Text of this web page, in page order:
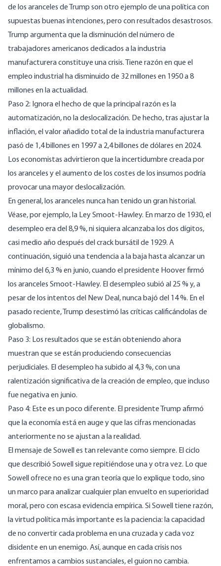
de los aranceles de Trump son otro ejemplo de una política con
supuestas buenas intenciones, pero con resultados desastrosos.
Trump argumenta que la disminución del número de
trabajadores americanos dedicados a la industria
manufacturera constituye una crisis. Tiene razón en que el
empleo industrial ha disminuido de 32 millones en 1950 a 8
millones en la actualidad.
Paso 2: Ignora el hecho de que la principal razón es la
automatización, no la deslocalización. De hecho, tras ajustar la
inflación, el valor añadido total de la industria manufacturera
pasó de 1,4 billones en 1997 a 2,4 billones de dólares en 2024.
Los economistas advirtieron que la incertidumbre creada por
los aranceles y el aumento de los costes de los insumos podría
provocar una mayor deslocalización.
En general, los aranceles nunca han tenido un gran historial.
Véase, por ejemplo, la Ley Smoot-Hawley. En marzo de 1930,el
desempleo era del 8,9 %, ni siquiera alcanzaba los dos dígitos,
casi medio año después del crack bursátil de 1929. A
continuación, siguió una tendencia a la baja hasta alcanzar un
mínimo del 6,3 % en junio, cuando el presidente Hoover firmó
los aranceles Smoot-Hawley. El desempleo subió al 25 % y, a
pesar de los intentos del New Deal, nunca bajó del 14 %. En el
pasado reciente, Trump desestimó las críticas calificándolas de
globalismo.
Paso 3: Los resultados que se están obteniendo ahora
muestran que se están produciendo consecuencias
perjudiciales. El desempleo ha subido al 4,3 %, con una
ralentización significativa de la creación de empleo, que incluso
fue negativa en junio.
Paso 4: Este es un poco diferente. El presidente Trump afirmó
que la economía está en auge y que las cifras mencionadas
anteriormente no se ajustan a la realidad.
El mensaje de Sowell es tan relevante como siempre. El ciclo
que describió Sowell sigue repitiéndose una y otra vez. Lo que
Sowell ofrece no es una gran teoría que lo explique todo, sino
un marco para analizar cualquier plan envuelto en superioridad
moral, pero con escasa evidencia empírica. Si Sowell tiene razón,
la virtud política más importante es la paciencia: la capacidad
de no convertir cada problema en una cruzada y cada voz
disidente en un enemigo. Así, aunque en cada crisis nos
enfrentamos a cambios sustanciales, el guion no cambia.